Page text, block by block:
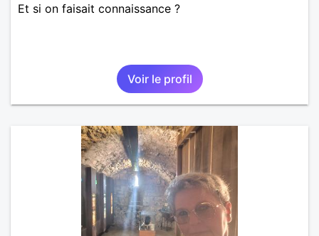
Et si on faisait connaissance ?
Voir le profil